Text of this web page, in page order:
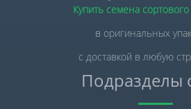
Купить семена
в оригинальных
с доставкой в любую
Подразделы